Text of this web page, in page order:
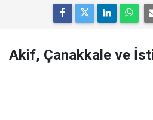
Akif, Çanakkale ve